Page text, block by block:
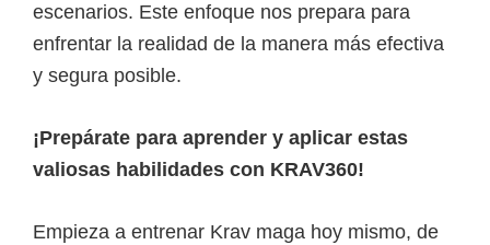
escenarios. Este enfoque nos prepara para
enfrentar la realidad de la manera más efectiva
y segura posible.
¡Prepárate para aprender y aplicar estas
valiosas habilidades con KRAV360!
Empieza a entrenar Krav maga hoy mismo, de